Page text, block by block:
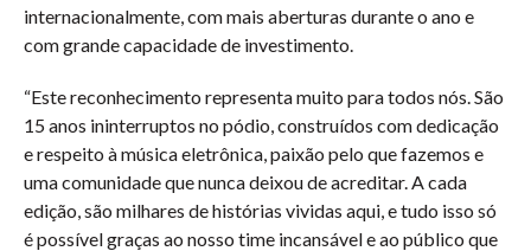
internacionalmente, com mais aberturas durante o ano e
com grande capacidade de investimento.
“Este reconhecimento representa muito para todos nós. São
15 anos ininterruptos no pódio, construídos com dedicação
e respeito à música eletrônica, paixão pelo que fazemos e
uma comunidade que nunca deixou de acreditar. A cada
edição, são milhares de histórias vividas aqui, e tudo isso só
é possível graças ao nosso time incansável e ao público que